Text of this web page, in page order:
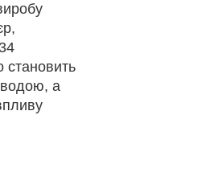
становить
водою, а